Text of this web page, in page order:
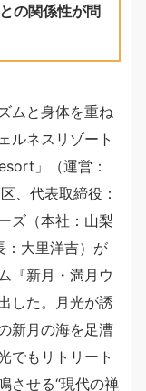
の関係性が問
ムと身体を重ね
ルネスリゾート
」（運営：
、代表取締役：
ズ（本社：山梨
：大里洋吉）が
『新月・満月ウ
した。月光が誘
新月の海を足漕
でもリトリート
させる“現代の禅